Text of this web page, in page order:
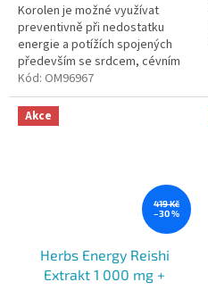
Korolen je možné využívat
preventivně při nedostatku
energie a potížích spojených
především se srdcem, cévním
systémem a duševní
rovnováhou.
Kód: OM96967
Akce
419 Kč
–30 %
Herbs Energy Reishi
Extrakt 1 000 mg +